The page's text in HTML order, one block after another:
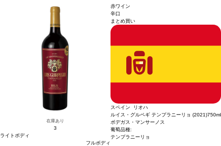
0% ＜テンプラニーリョ2014ヴィンテージ；36ヵ月熟成-ガルナッチャ2017ヴィ
ンテージ；6ヵ月熟成-グラシアーノ2015ヴィンテージ；30ヵ月熟成 ブレンド後3
ヵ月間瓶内熟成しリリース＞
在庫あり
3
ライトボディ
フルボディ
赤ワイン
辛口
まとめ買い
スペイン リオハ
ルイス・グルペギ テンプラニーリョ (2021)750ml
ボデガス・マンサーノス
葡萄品種:
テンプラニーリョ